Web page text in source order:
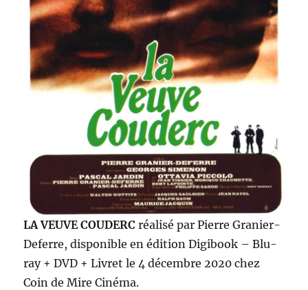
LA VEUVE COUDERCréalisé par Pierre Granier-
Deferre, disponible en édition Digibook – Blu-
ray + DVD + Livret le 4 décembre 2020 chez
Coin de Mire Cinéma.